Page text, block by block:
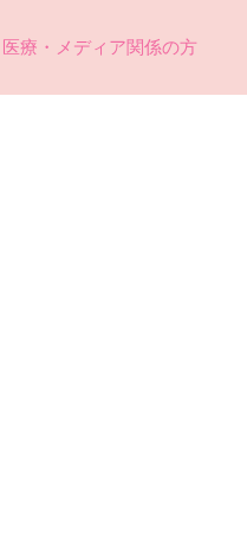
医療・メディア関係の方